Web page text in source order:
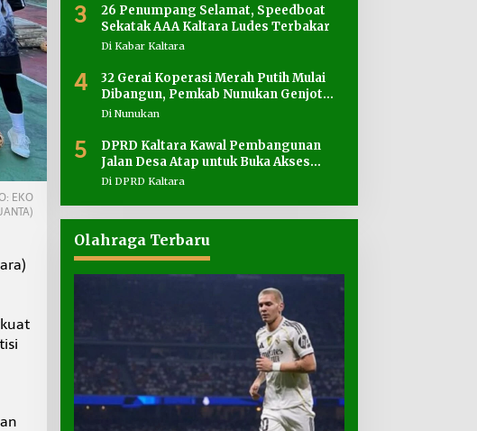
EKO
3
26 Penumpang Selamat, Speedboat
Sekatak AAA Kaltara Ludes Terbakar
Di Kabar Kaltara
4
32 Gerai Koperasi Merah Putih Mulai
Dibangun, Pemkab Nunukan Genjot
Penyediaan Lahan
Di Nunukan
5
DPRD Kaltara Kawal Pembangunan
Jalan Desa Atap untuk Buka Akses
Wilayah Perbatasan
Di DPRD Kaltara
Olahraga Terbaru